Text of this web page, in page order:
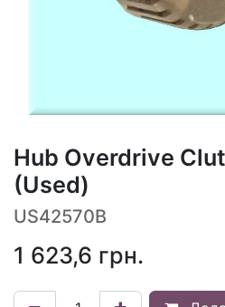
Hub Overdrive
(Used)
US42570B
1 623,6 грн.